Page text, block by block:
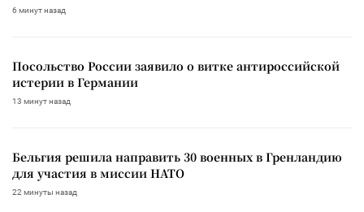
6 минут назад
Посольство России заявило о витке антироссийской
истерии в Германии
13 минут назад
Бельгия решила направить 30 военных в Гренландию
для участия в миссии НАТО
22 минуты назад